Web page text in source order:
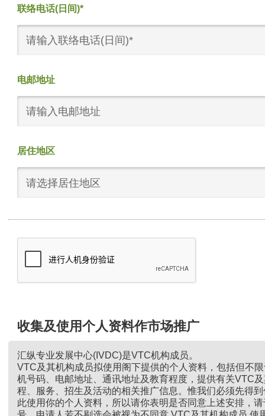
联络电话(日间)*
电邮地址
居住地区
请选择居住地区
收集及使用个人资料作市场推广
汇纵专业发展中心(IVDC)是VTC机构成员。
VTC及其机构成员拟使用阁下提供的个人资料，包括但不
机号码、电邮地址、通讯地址及教育程度，提供有关VTC
程、服务、招生及活动的相关推广信息。惟我们必须先得
此使用你的个人资料，所以请你表明是否同意上述安排，